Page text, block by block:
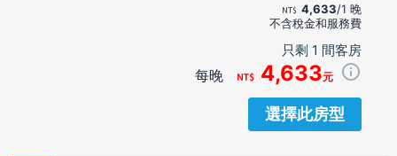
4,633/1 晚
不含稅金和服務費
只剩 1 間客房
每晚 4,633元
選擇此房型